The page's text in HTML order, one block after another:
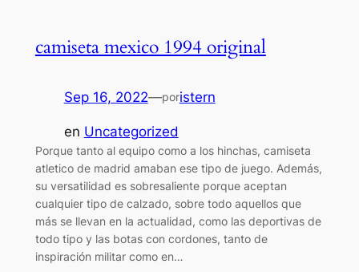
camiseta mexico 1994 original
Sep 16, 2022—poristern
en Uncategorized
Porque tanto al equipo como a los hinchas, camiseta
atletico de madrid amaban ese tipo de juego. Además,
su versatilidad es sobresaliente porque aceptan
cualquier tipo de calzado, sobre todo aquellos que
más se llevan en la actualidad, como las deportivas de
todo tipo y las botas con cordones, tanto de
inspiración militar como en…